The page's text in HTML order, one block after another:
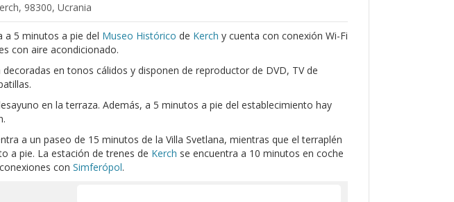
98300, Ucrania
a 5 minutos a pie del Museo Histórico de Kerch y cuenta con conexión Wi-Fi
con aire acondicionado.
en tonos cálidos y disponen de reproductor de DVD, TV de
en la terraza. Además, a 5 minutos a pie del establecimiento hay
a un paseo de 15 minutos de la Villa Svetlana, mientras que el terraplén
a pie. La estación de trenes de Kerch se encuentra a 10 minutos en coche
con Simferópol.